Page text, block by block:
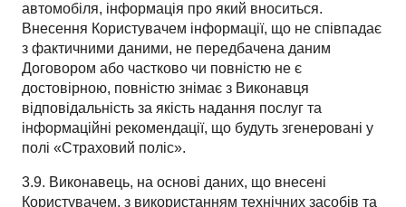
автомобіля, інформація про який вноситься.
Внесення Користувачем інформації, що не співпадає
з фактичними даними, не передбачена даним
Договором або частково чи повністю не є
достовірною, повністю знімає з Виконавця
відповідальність за якість надання послуг та
інформаційні рекомендації, що будуть згенеровані у
полі «Страховий поліс».
3.9. Виконавець, на основі даних, що внесені
Користувачем, з використанням технічних засобів та